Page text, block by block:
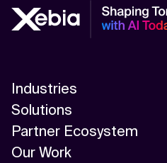
Industries
Solutions
Partner Ecosystem
Our Work